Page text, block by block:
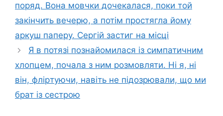
поряд. Вона мовчки дочекалася, поки той
закінчить вечерю, а потім простягла йому
аркуш паперу. Сергій застиг на місці
Я в потязі познайомилася із симпатичним
хлопцем, почала з ним розмовляти. Ні я, ні
він, фліpтyючи, навіть не підозрювали, що ми
брат із сестрою